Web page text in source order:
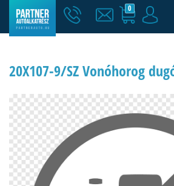
0
20X107-9/SZ Vonóhorog